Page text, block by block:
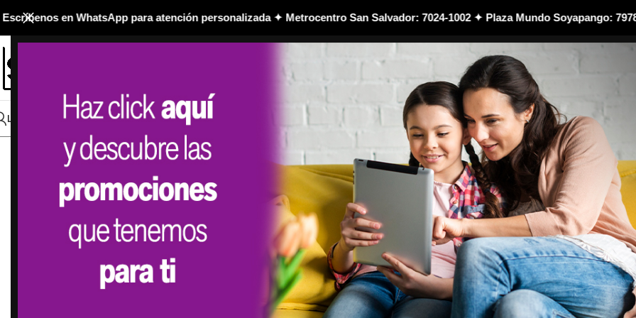
en WhatsApp para atención personalizada ✦ Metrocentro San Salvador: 7024-1002 ✦ Plaza Mundo Soyapango: 7978-2089
NUEVO INGRESO 🆕 TÉRMINOS Y CONDICIONES ⚠️
LOGIN / REGISTERCONTÁCTANOS
NEW
$